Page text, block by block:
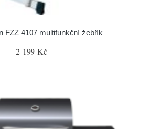
FZZ 4107 multifunkční žebřík
2 199 Kč